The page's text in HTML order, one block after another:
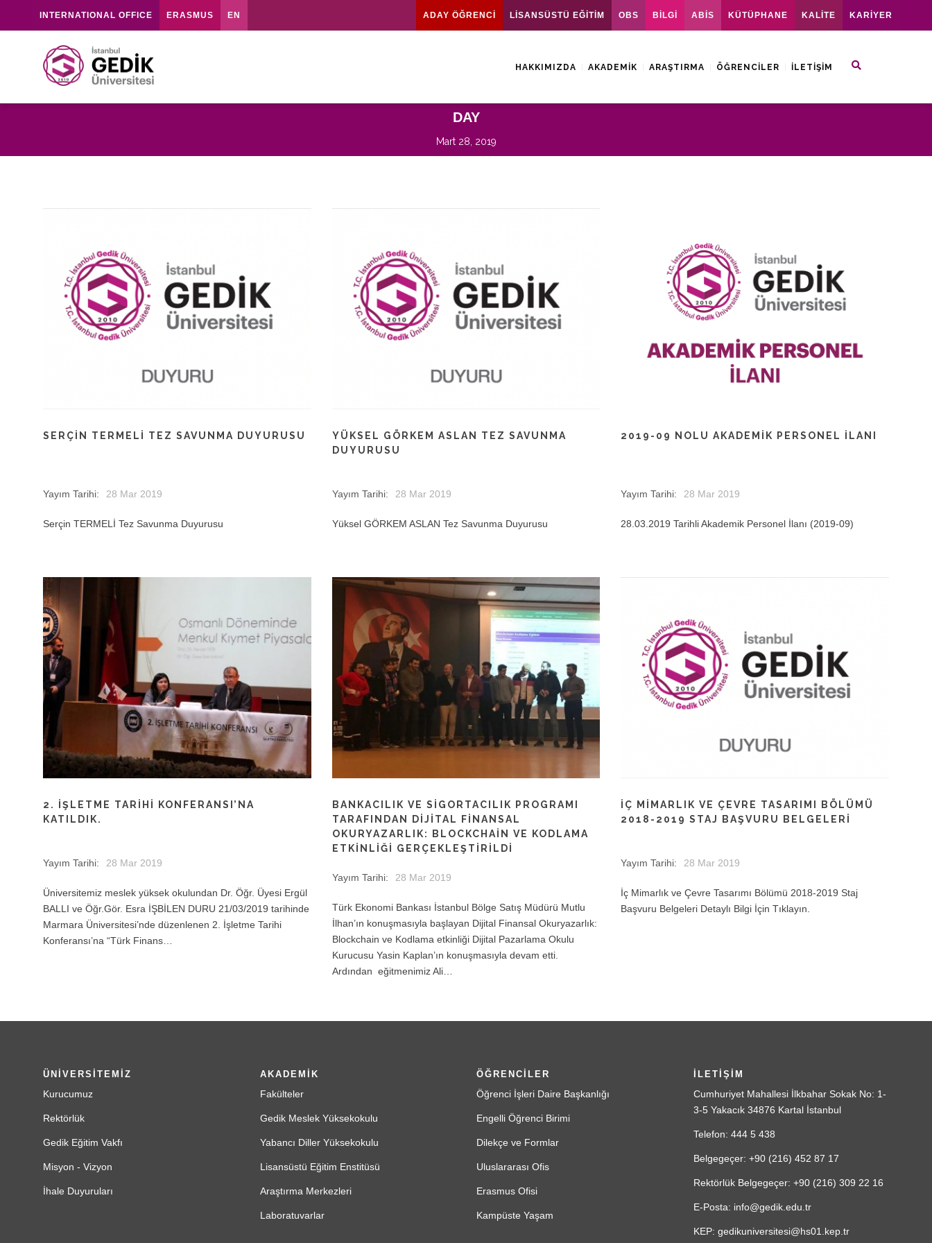
INTERNATIONAL OFFICE ERASMUS EN ADAY ÖĞRENCİ LİSANSÜSTÜ EĞİTİM OBS BİLGİ ABİS KÜTÜPHANE KALİTE KARİYER
HAKKIMIZDA AKADEMIK ARAŞTIRMA ÖĞRENCILER İLETIŞIM
DAY
Mart 28, 2019
SERÇIN TERMELİ TEZ SAVUNMA DUYURUSU
Yayım Tarihi: 28 Mar 2019
Serçin TERMELİ Tez Savunma Duyurusu
YÜKSEL GÖRKEM ASLAN TEZ SAVUNMA
DUYURUSU
Yayım Tarihi: 28 Mar 2019
Yüksel GÖRKEM ASLAN Tez Savunma Duyurusu
2019-09 NOLU AKADEMIK PERSONEL İLANI
Yayım Tarihi: 28 Mar 2019
28.03.2019 Tarihli Akademik Personel İlanı (2019-09)
2. İŞLETME TARIHI KONFERANSI’NA
KATILDIK.
Yayım Tarihi: 28 Mar 2019
Üniversitemiz meslek yüksek okulundan Dr. Öğr. Üyesi Ergül
BALLI ve Öğr.Gör. Esra İŞBİLEN DURU 21/03/2019 tarihinde
Marmara Üniversitesi’nde düzenlenen 2. İşletme Tarihi
Konferansı’na “Türk Finans…
BANKACILIK VE SIGORTACILIK PROGRAMI
TARAFINDAN DIJITAL FINANSAL
OKURYAZARLIK: BLOCKCHAIN VE KODLAMA
ETKINLIĞI GERÇEKLEŞTIRILDI
Yayım Tarihi: 28 Mar 2019
Türk Ekonomi Bankası İstanbul Bölge Satış Müdürü Mutlu
İlhan’ın konuşmasıyla başlayan Dijital Finansal Okuryazarlık:
Blockchain ve Kodlama etkinliği Dijital Pazarlama Okulu
Kurucusu Yasin Kaplan’ın konuşmasıyla devam etti.
Ardından eğitmenimiz Ali…
İÇ MIMARLIK VE ÇEVRE TASARIMI BÖLÜMÜ
2018-2019 STAJ BAŞVURU BELGELERI
Yayım Tarihi: 28 Mar 2019
İç Mimarlık ve Çevre Tasarımı Bölümü 2018-2019 Staj
Başvuru Belgeleri Detaylı Bilgi İçin Tıklayın.
ÜNİVERSİTEMİZ
Kurucumuz
Rektörlük
Gedik Eğitim Vakfı
Misyon - Vizyon
İhale Duyuruları
AKADEMİK
Fakülteler
Gedik Meslek Yüksekokulu
Yabancı Diller Yüksekokulu
Lisansüstü Eğitim Enstitüsü
Araştırma Merkezleri
Laboratuvarlar
ÖĞRENCİLER
Öğrenci İşleri Daire Başkanlığı
Engelli Öğrenci Birimi
Dilekçe ve Formlar
Uluslararası Ofis
Erasmus Ofisi
Kampüste Yaşam
İLETİŞİM
Cumhuriyet Mahallesi İlkbahar Sokak No: 1-
3-5 Yakacık 34876 Kartal İstanbul
Telefon: 444 5 438
Belgegeçer: +90 (216) 452 87 17
Rektörlük Belgegeçer: +90 (216) 309 22 16
E-Posta: info@gedik.edu.tr
KEP: gedikuniversitesi@hs01.kep.tr